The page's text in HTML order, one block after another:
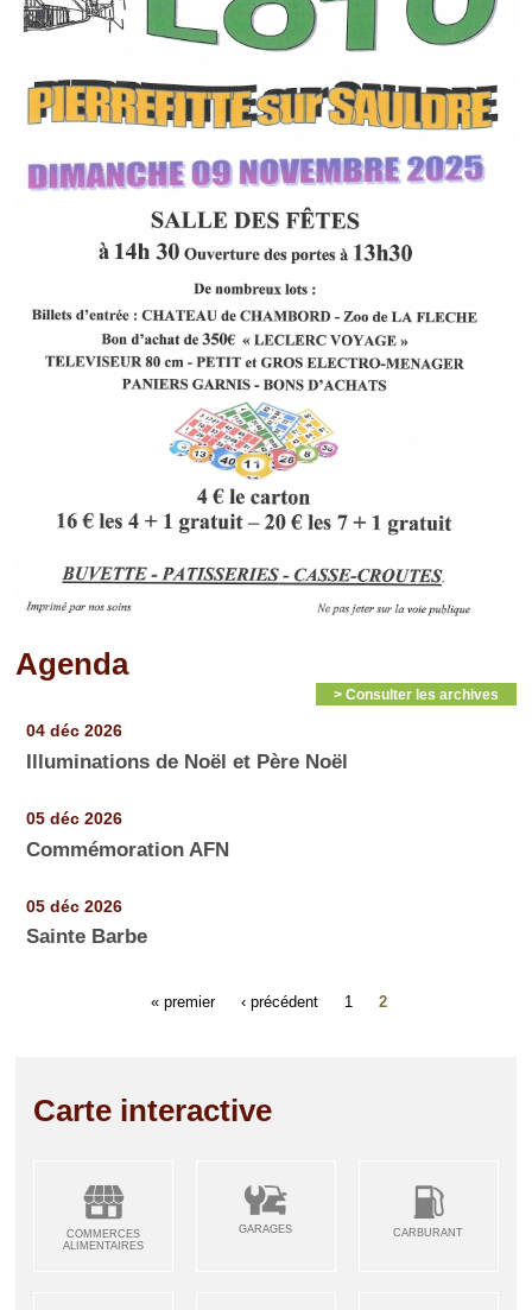
Loisirs
Agenda
> Consulter les archives
04 déc 2026
Illuminations de Noël et Père Noël
05 déc 2026
Commémoration AFN
05 déc 2026
Sainte Barbe
Pages
« premier ‹ précédent 1 2
Carte interactive
COMMERCES
ALIMENTAIRES
GARAGES CARBURANT